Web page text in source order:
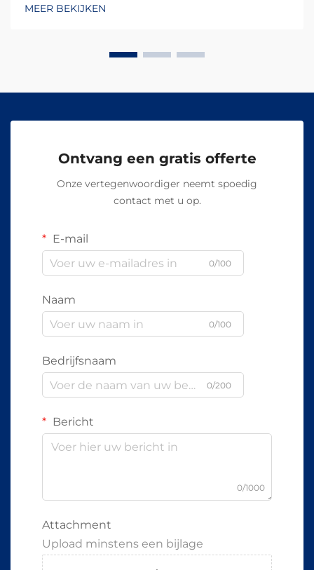
MEER BEKIJKEN
Ontvang een gratis offerte
Onze vertegenwoordiger neemt spoedig
contact met u op.
E-mail
0/100
Naam
0/100
Bedrijfsnaam
0/200
Bericht
0/1000
Attachment
Upload minstens een bijlage